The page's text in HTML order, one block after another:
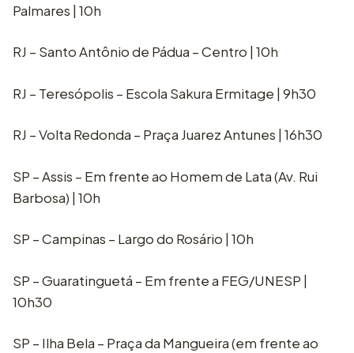
Palmares | 10h
RJ – Santo Antônio de Pádua – Centro | 10h
RJ – Teresópolis – Escola Sakura Ermitage | 9h30
RJ – Volta Redonda – Praça Juarez Antunes | 16h30
SP – Assis – Em frente ao Homem de Lata (Av. Rui
Barbosa) | 10h
SP – Campinas – Largo do Rosário | 10h
SP – Guaratinguetá – Em frente a FEG/UNESP |
10h30
SP – Ilha Bela – Praça da Mangueira (em frente ao